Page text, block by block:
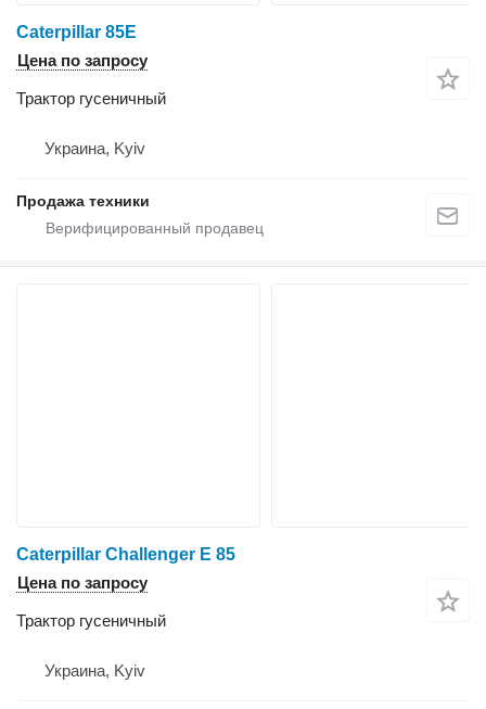
Caterpillar 85E
Цена по запросу
Трактор гусеничный
Украина, Kyiv
Продажа техники
Caterpillar Challenger E 85
Цена по запросу
Трактор гусеничный
Украина, Kyiv